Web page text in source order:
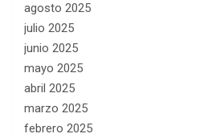
agosto 2025
julio 2025
junio 2025
mayo 2025
abril 2025
marzo 2025
febrero 2025